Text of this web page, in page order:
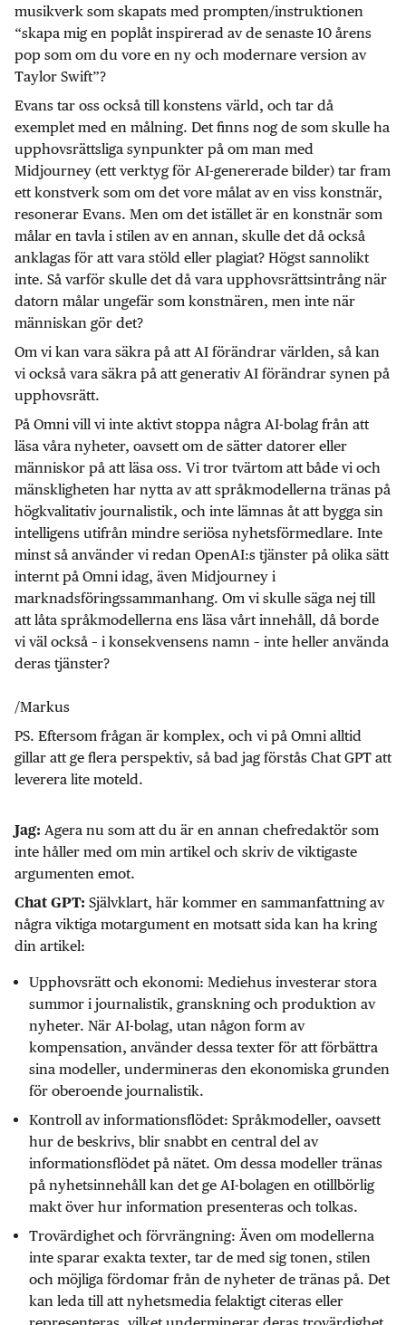
musikverk som skapats med prompten/instruktionen
“skapa mig en poplåt inspirerad av de senaste 10 årens
pop som om du vore en ny och modernare version av
Taylor Swift”?
Evans tar oss också till konstens värld, och tar då
exemplet med en målning. Det finns nog de som skulle ha
upphovsrättsliga synpunkter på om man med
Midjourney (ett verktyg för AI-genererade bilder) tar fram
ett konstverk som om det vore målat av en viss konstnär,
resonerar Evans. Men om det istället är en konstnär som
målar en tavla i stilen av en annan, skulle det då också
anklagas för att vara stöld eller plagiat? Högst sannolikt
inte. Så varför skulle det då vara upphovsrättsintrång när
datorn målar ungefär som konstnären, men inte när
människan gör det?
Om vi kan vara säkra på att AI förändrar världen, så kan
vi också vara säkra på att generativ AI förändrar synen på
upphovsrätt.
På Omni vill vi inte aktivt stoppa några AI-bolag från att
läsa våra nyheter, oavsett om de sätter datorer eller
människor på att läsa oss. Vi tror tvärtom att både vi och
mänskligheten har nytta av att språkmodellerna tränas på
högkvalitativ journalistik, och inte lämnas åt att bygga sin
intelligens utifrån mindre seriösa nyhetsförmedlare. Inte
minst så använder vi redan OpenAI:s tjänster på olika sätt
internt på Omni idag, även Midjourney i
marknadsföringssammanhang. Om vi skulle säga nej till
att låta språkmodellerna ens läsa vårt innehåll, då borde
vi väl också – i konsekvensens namn – inte heller använda
deras tjänster?
/Markus
PS. Eftersom frågan är komplex, och vi på Omni alltid
gillar att ge flera perspektiv, så bad jag förstås Chat GPT att
leverera lite moteld.
Jag: Agera nu som att du är en annan chefredaktör som
inte håller med om min artikel och skriv de viktigaste
argumenten emot.
Chat GPT: Självklart, här kommer en sammanfattning av
några viktiga motargument en motsatt sida kan ha kring
din artikel:
Upphovsrätt och ekonomi: Mediehus investerar stora
summor i journalistik, granskning och produktion av
nyheter. När AI-bolag, utan någon form av
kompensation, använder dessa texter för att förbättra
sina modeller, undermineras den ekonomiska grunden
för oberoende journalistik.
Kontroll av informationsflödet: Språkmodeller, oavsett
hur de beskrivs, blir snabbt en central del av
informationsflödet på nätet. Om dessa modeller tränas
på nyhetsinnehåll kan det ge AI-bolagen en otillbörlig
makt över hur information presenteras och tolkas.
Trovärdighet och förvrängning: Även om modellerna
inte sparar exakta texter, tar de med sig tonen, stilen
och möjliga fördomar från de nyheter de tränas på. Det
kan leda till att nyhetsmedia felaktigt citeras eller